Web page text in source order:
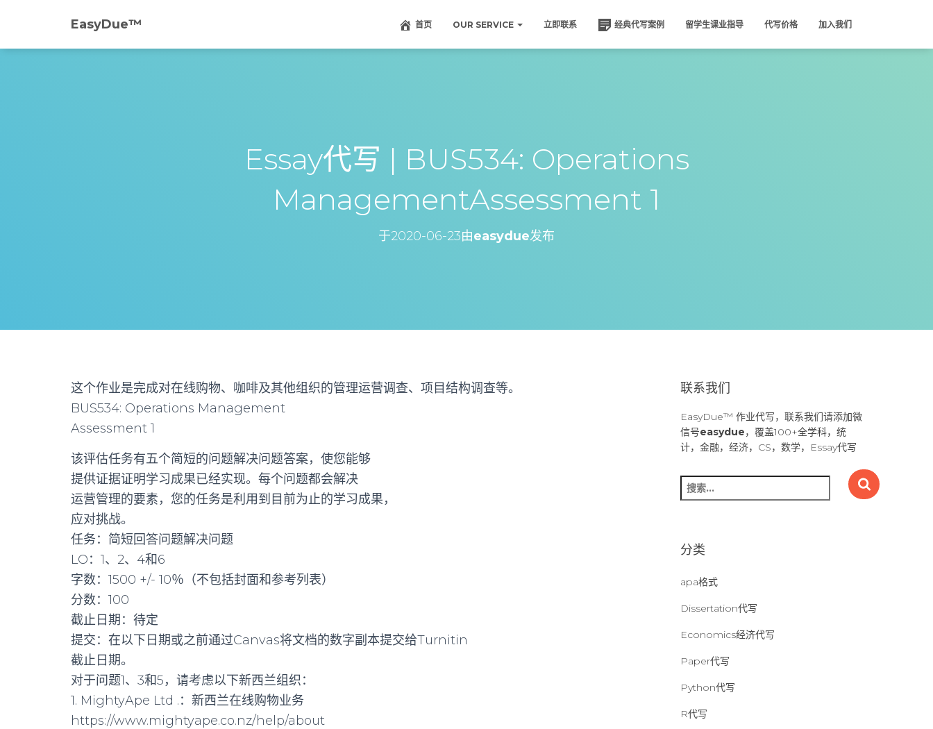
EasyDue™️ 首页 OUR SERVICE 立即联系 经典代写案例 留学生课业指导 代写价格 加入我们
Essay代写 | BUS534: Operations
ManagementAssessment 1
于2020-06-23由easydue发布
这个作业是完成对在线购物、咖啡及其他组织的管理运营调查、项目结构调查等。
BUS534: Operations Management
Assessment 1
该评估任务有五个简短的问题解决问题答案，使您能够
提供证据证明学习成果已经实现。每个问题都会解决
运营管理的要素，您的任务是利用到目前为止的学习成果，
应对挑战。
任务：简短回答问题解决问题
LO：1、2、4和6
字数：1500 +/- 10％（不包括封面和参考列表）
分数：100
截止日期：待定
提交：在以下日期或之前通过Canvas将文档的数字副本提交给Turnitin
截止日期。
对于问题1、3和5，请考虑以下新西兰组织：
1. MightyApe Ltd .：新西兰在线购物业务
https://www.mightyape.co.nz/help/about
联系我们
EasyDue™ 作业代写，联系我们请添加微
信号easydue，覆盖100+全学科，统
计，金融，经济，CS，数学，Essay代写
搜
索
分类
apa格式
Dissertation代写
Economics经济代写
Paper代写
Python代写
R代写